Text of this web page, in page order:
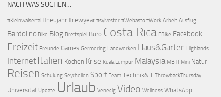
NACH WAS SUCHEN…
#Kleinwalsertal #neujahr #newyear #sylvester #Webasto #Work Arbeit Ausflug
Bardolino Bike Blog Brettspiel Büro Costa Rica EBike Facebook
Freizeit Freunde Games Germering Handwerken Haus&Garten Highlands
Internet Italien Kochen Krise Kuala Lumpur Malaysia MBTI Mini Natur
Reisen Schulung Seychellen Sport Team Technik&IT ThrowbackThursday
Universität Update Urlaub Venedig Video Wellness WhatsApp